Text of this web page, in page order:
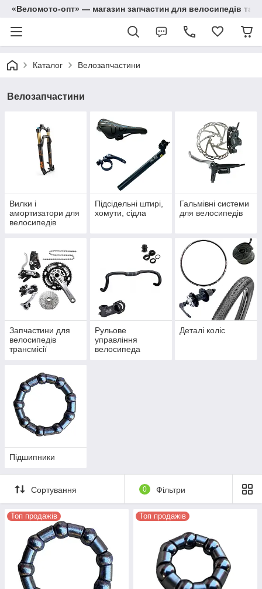
«Веломото-опт» — магазин запчастин для велосипедів та
Каталог Велозапчастини
Велозапчастини
Вилки і
амортизатори для
велосипедів
Підсідельні штирі,
хомути, сідла
Гальмівні системи
для велосипедів
Запчастини для
велосипедів
трансмісії
Рульове
управління
велосипеда
Деталі коліс
Підшипники
Сортування 0 Фільтри
Топ продажів Топ продажів